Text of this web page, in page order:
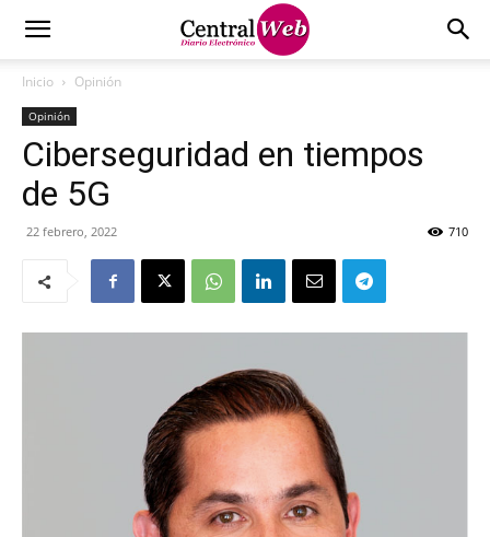
Inicio Opinión
Opinión
Ciberseguridad en tiempos
de 5G
22 febrero, 2022 710